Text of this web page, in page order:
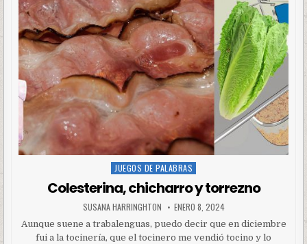
Posted
JUEGOS DE PALABRAS
Colesterina, chicharro y torrezno
SUSANA HARRINGHTON ENERO 8, 2024
Aunque suene a trabalenguas, puedo decir que en diciembre
fui a la tocinería, que el tocinero me vendió tocino y lo